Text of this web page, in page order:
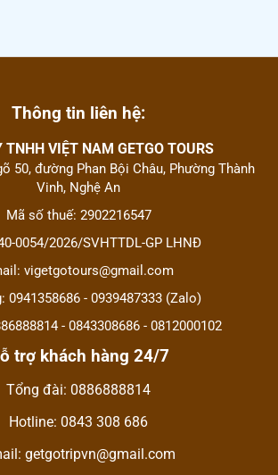
Thông tin liên hệ:
TNHH VIỆT NAM GETGO TOURS
50, đường Phan Bội Châu, Phường Thành
Vinh, Nghệ An
Mã số thuế: 2902216547
0054/2026/SVHTTDL-GP LHNĐ
vigetgotours@gmail.com
0941358686 - 0939487333 (Zalo)
- 0843308686 - 0812000102
trợ khách hàng 24/7
Tổng đài: 0886888814
Hotline: 0843 308 686
getgotripvn@gmail.com